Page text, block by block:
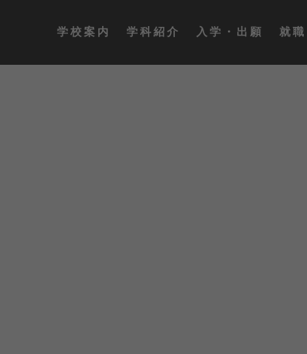
学校案内 学科紹介 入学・出願 就職